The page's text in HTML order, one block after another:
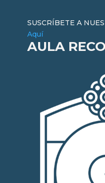
SUSCRÍBETE A
Aquí
AULA